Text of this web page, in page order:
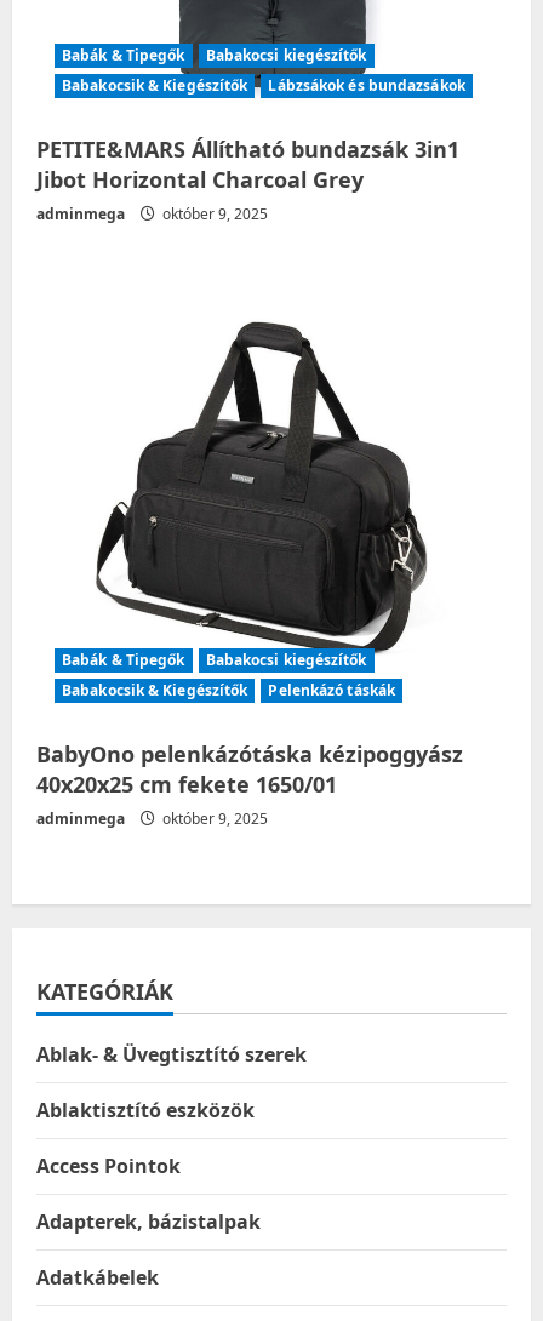
Babák & Tipegők
Babakocsi kiegészítők
Babakocsik & Kiegészítők
Lábzsákok és bundazsákok
PETITE&MARS Állítható bundazsák 3in1
Jibot Horizontal Charcoal Grey
adminmega október 9, 2025
Babák & Tipegők
Babakocsi kiegészítők
Babakocsik & Kiegészítők
Pelenkázó táskák
BabyOno pelenkázótáska kézipoggyász
40x20x25 cm fekete 1650/01
adminmega október 9, 2025
KATEGÓRIÁK
Ablak- & Üvegtisztító szerek
Ablaktisztító eszközök
Access Pointok
Adapterek, bázistalpak
Adatkábelek